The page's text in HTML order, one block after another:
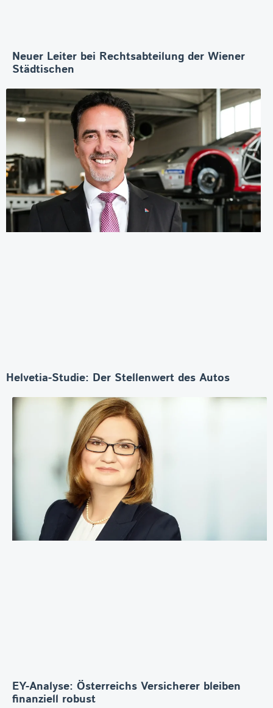
Neuer Leiter bei Rechtsabteilung der Wiener
Städtischen
Helvetia-Studie: Der Stellenwert des Autos
EY-Analyse: Österreichs Versicherer bleiben
finanziell robust